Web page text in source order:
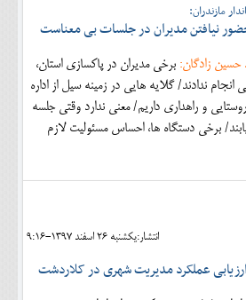
مازندران:
نیافتن مدیران در جلسات بی معناست
حسین زادگان: برخی مدیران در پاکسازی استان،
انجام ندادند/ گلایه هایی در زمینه سیل از اداره
و راهداری داریم/ معنی ندارد وقتی جلسه
برخی دستگاه ها، احساس مسئولیت لازم
انتشار:يکشنبه 26 اسفند 1397-9:16
ارزیابی عملکرد مدیریت شهری در کلاردشت